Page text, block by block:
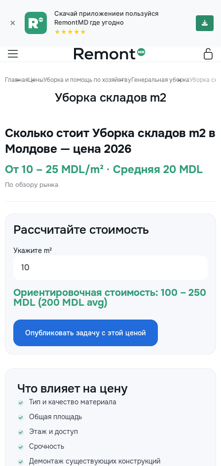
×
Скачай приложениеи пользуйся
RemontMD где угодно
★★★★★
ГлавнаяЦеныУборка и помощь по хозяйствуГенеральная уборкаУборка
Уборка складов m2
Сколько стоит Уборка складов m2 в
Молдове — цена 2026
От 10 – 25 MDL/m² · Средняя 20 MDL
По обзору рынка
Рассчитайте стоимость
Укажите m²
Ориентировочная стоимость: 100 – 250
MDL (200 MDL avg)
Опубликовать задачу с этой ценой
Что влияет на цену
Тип и качество материала
Общая площадь
Этаж и доступ
Срочность
Демонтаж существующих конструкций